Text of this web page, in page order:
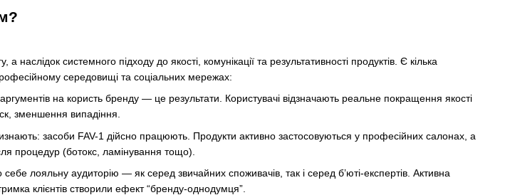
наслідок системного підходу до якості, комунікації та результативності продуктів. Є кілька
середовищі та соціальних мережах:
на користь бренду — це результати. Користувачі відзначають реальне покращення якості
зменшення випадіння.
засоби FAV-1 дійсно працюють. Продукти активно застосовуються у професійних салонах, а
процедур (ботокс, ламінування тощо).
лояльну аудиторію — як серед звичайних споживачів, так і серед б’юті-експертів. Активна
клієнтів створили ефект “бренду-однодумця”.